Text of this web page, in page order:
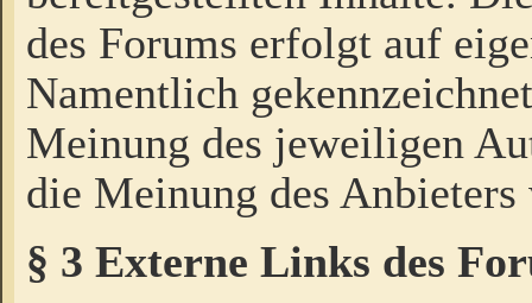
des Forums erfolgt auf
Namentlich
Meinung des jeweiligen
die Meinung des Anbieters
§ 3 Externe Links des